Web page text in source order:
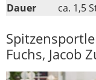
Dauer ca. 1,5
Fuchs, Jacob